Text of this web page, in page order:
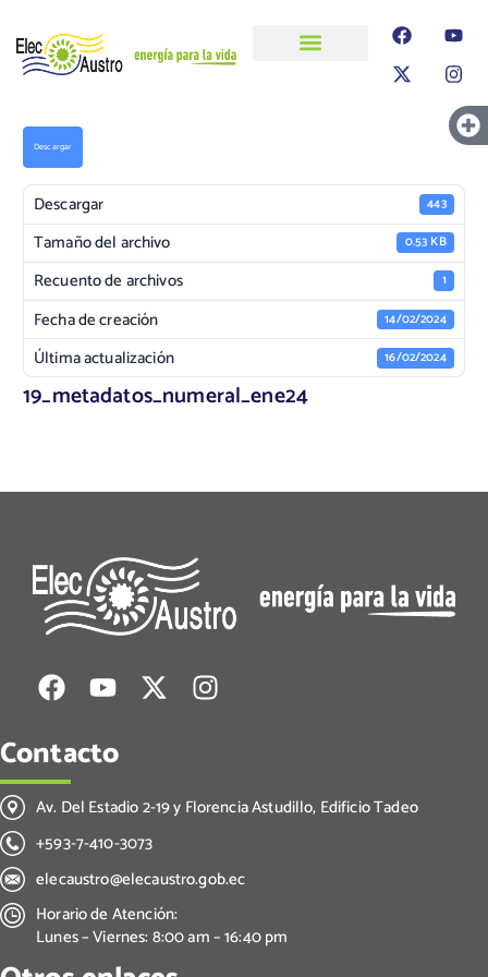
Descargar
Descargar 443
Tamaño del archivo 0.53 KB
Recuento de archivos 1
Fecha de creación 14/02/2024
Última actualización 16/02/2024
19_metadatos_numeral_ene24
Contacto
Av. Del Estadio 2-19 y Florencia Astudillo, Edificio Tadeo
+593-7-410-3073
elecaustro@elecaustro.gob.ec
Horario de Atención:
Lunes – Viernes: 8:00 am – 16:40 pm